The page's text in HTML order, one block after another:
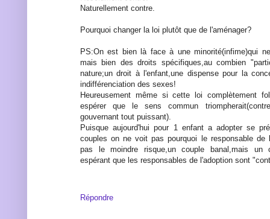
Naturellement contre.
Pourquoi changer la loi plutôt que de l'aménager?
PS:On est bien là face à une minorité(infime)qui
mais bien des droits spécifiques,au combien
nature;un droit à l'enfant,une dispense pour la
indifférenciation des sexes!
Heureusement même si cette loi complètement
espérer que le sens commun
gouvernant tout puissant).
Puisque aujourd'hui pour 1 enfant a adopter se
couples on ne voit pas pourquoi le responsable de
pas le moindre risque,un couple banal,mais un
espérant que les responsables de l'adoption sont
Répondre